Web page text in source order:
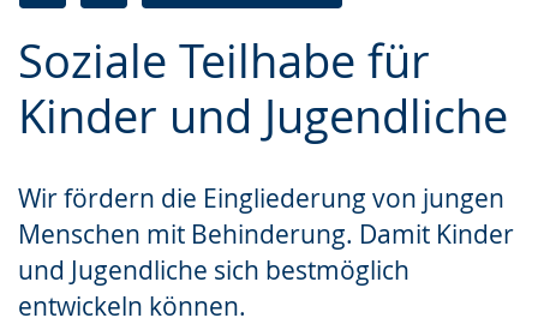
Soziale Teilhabe für
Kinder und Jugendliche
Wir fördern die Eingliederung von jungen
Menschen mit Behinderung. Damit Kinder
und Jugendliche sich bestmöglich
entwickeln können.
Leichten
Sprache
wechseln.
Audio-
Unterstützung.
Video
in
Deutscher
wird
angezeigt.